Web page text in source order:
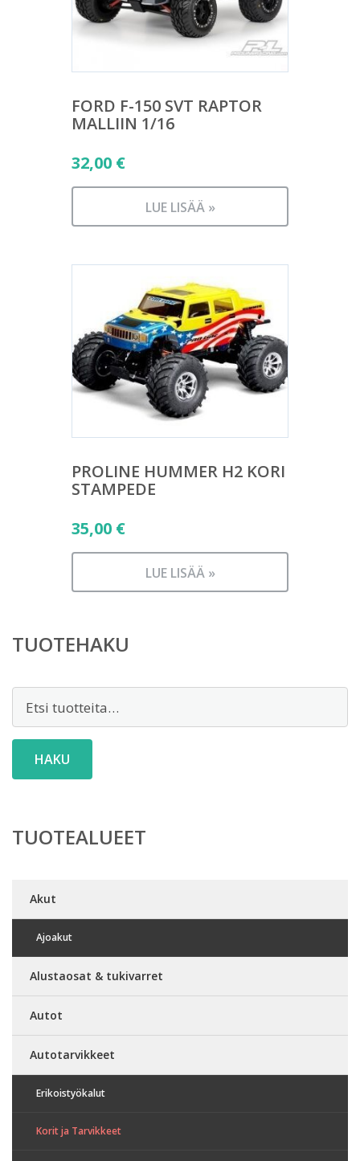
FORD F-150 SVT RAPTOR
MALLIIN 1/16
32,00 €
LUE LISÄÄ »
PROLINE HUMMER H2 KORI
STAMPEDE
35,00 €
LUE LISÄÄ »
TUOTEHAKU
HAKU
TUOTEALUEET
Akut
Ajoakut
Alustaosat & tukivarret
Autot
Autotarvikkeet
Erikoistyökalut
Korit ja Tarvikkeet